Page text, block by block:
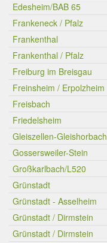
Edesheim/BAB 65
Frankeneck / Pfalz
Frankenthal
Frankenthal / Pfalz
Freiburg im Breisgau
Freinsheim / Erpolzheim
Freisbach
Friedelsheim
Gleiszellen-Gleishorbach
Gossersweiler-Stein
Großkarlbach/L520
Grünstadt
Grünstadt - Asselheim
Grünstadt / Dirmstein
Grünstadt / Dirmstein